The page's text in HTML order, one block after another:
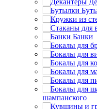
Банки
шампанского